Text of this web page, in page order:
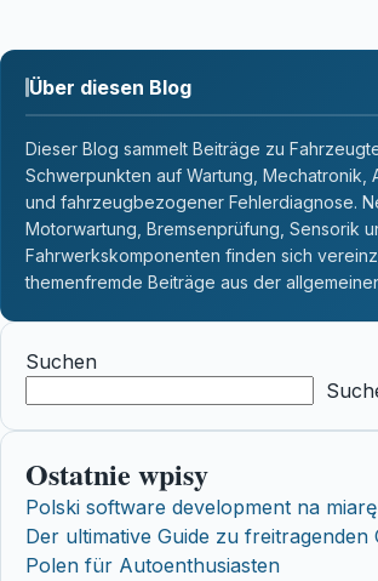
Über diesen Blog
Dieser Blog sammelt Beiträge zu
Schwerpunkten auf Wartung, Mechatronik,
und fahrzeugbezogener Fehlerdiagnose.
Motorwartung, Bremsenprüfung, Sensorik
Fahrwerkskomponenten finden sich
themenfremde Beiträge aus der
Suchen
Ostatnie wpisy
Polski software development na
Der ultimative Guide zu freitragenden
Polen für Autoenthusiasten